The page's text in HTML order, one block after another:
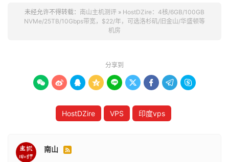
未经允许不得转载： 南山主机测评 » HostDZire：4核/6GB/100GB
NVMe/25TB/10Gbps带宽，$22/年，可选洛杉矶/旧金山/华盛顿等
机房
分享到
        
HostDZire VPS 印度vps
南山 